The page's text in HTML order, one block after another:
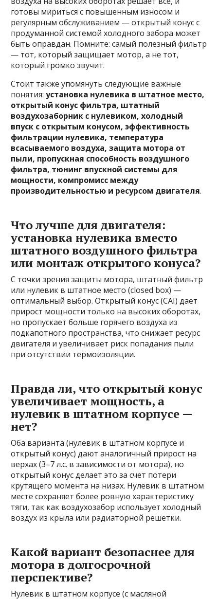
готовы мириться с повышенным износом и
регулярным обслуживанием — открытый конус с
продуманной системой холодного забора может
быть оправдан. Помните: самый полезный фильтр
— тот, который защищает мотор, а не тот,
который громко звучит.
Стоит также упомянуть следующие важные
понятия:установка нулевика в штатное место,
открытый конус фильтра, штатный
воздухозаборник с нулевиком, холодный
впуск с открытым конусом, эффективность
фильтрации нулевика, температура
всасываемого воздуха, защита мотора от
пыли, пропускная способность воздушного
фильтра, тюнинг впускной системы для
мощности, компромисс между
производительностью и ресурсом двигателя.
Что лучше для двигателя:
установка нулевика вместо
штатного воздушного фильтра
или монтаж открытого конуса?
С точки зрения защиты мотора, штатный фильтр
или нулевик в штатное место (closed box) —
оптимальный выбор. Открытый конус (CAI) дает
прирост мощности только на высоких оборотах,
но пропускает больше горячего воздуха из
подкапотного пространства, что снижает ресурс
двигателя и увеличивает риск попадания пыли
при отсутствии термоизоляции.
Правда ли, что открытый конус
увеличивает мощность, а
нулевик в штатном корпусе —
нет?
Оба варианта (нулевик в штатном корпусе и
открытый конус) дают аналогичный прирост на
верхах (3–7 л.с. в зависимости от мотора), но
открытый конус делает это за счет потери
крутящего момента на низах. Нулевик в штатном
месте сохраняет более ровную характеристику
тяги, так как воздухозабор использует холодный
воздух из крыла или радиаторной решетки.
Какой вариант безопаснее для
мотора в долгосрочной
перспективе?
Нулевик в штатном корпусе (с масляной